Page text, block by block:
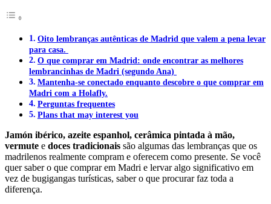
Oito lembranças autênticas de Madrid que valem a pena levar
para casa.
O que comprar em Madrid: onde encontrar as melhores
lembrancinhas de Madri (segundo Ana)
Mantenha-se conectado enquanto descobre o que comprar em
Madri com a Holafly.
Perguntas frequentes
Plans that may interest you
Jamón ibérico, azeite espanhol, cerâmica pintada à mão,
vermute e doces tradicionais são algumas das lembranças que os
madrilenos realmente compram e oferecem como presente. Se você
quer saber o que comprar em Madri e lervar algo significativo em
vez de bugigangas turísticas, saber o que procurar faz toda a
diferença.